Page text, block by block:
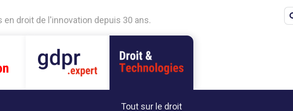
en droit de l'innovation depuis 30 ans.
Tout sur le droit